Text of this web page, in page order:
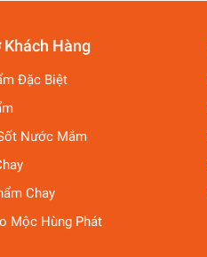
Khách Hàng
Đặc Biệt
Nước Mắm
Chay
Mộc Hùng Phát